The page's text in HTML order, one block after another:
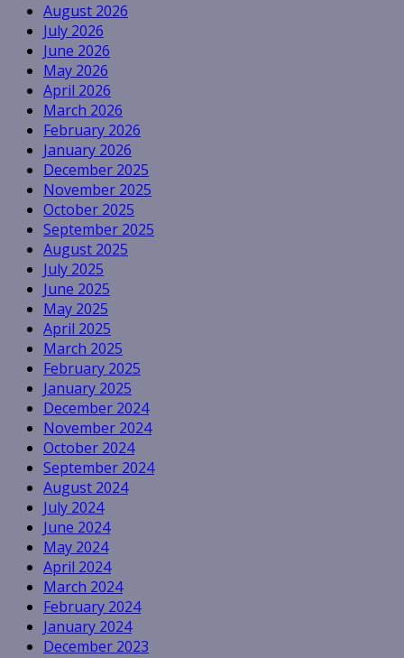
August 2026
July 2026
June 2026
May 2026
April 2026
March 2026
February 2026
January 2026
December 2025
November 2025
October 2025
September 2025
August 2025
July 2025
June 2025
May 2025
April 2025
March 2025
February 2025
January 2025
December 2024
November 2024
October 2024
September 2024
August 2024
July 2024
June 2024
May 2024
April 2024
March 2024
February 2024
January 2024
December 2023